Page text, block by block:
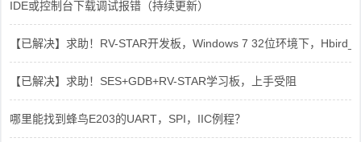
IDE或控制台下载调试报错（持续更新）
【已解决】求助！RV-STAR开发板，Windows 7 32位环境下，
【已解决】求助！SES+GDB+RV-STAR学习板，上手受阻
哪里能找到蜂鸟E203的UART，SPI，IIC例程？